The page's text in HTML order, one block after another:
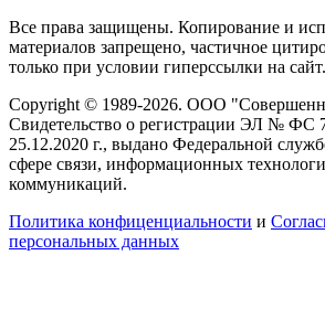
Все права защищены. Копирование и
материалов запрещено, частичное
только при условии гиперссылки на сайт.
Copyright © 1989-2026. ООО
Свидетельство о регистрации ЭЛ № ФС
25.12.2020 г., выдано Федеральной
сфере связи, информационных
коммуникаций.
Политика конфиценциальности и
персональных данных